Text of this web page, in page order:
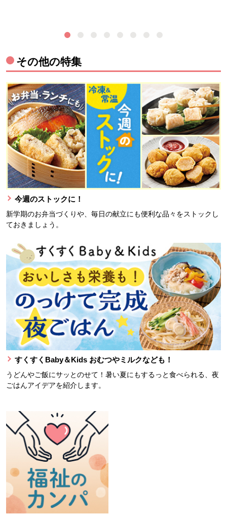
その他の特集
今週のストックに！
新学期のお弁当づくりや、毎日の献立にも便利な品々をストックし
ておきましょう。
すくすくBaby＆Kids おむつやミルクなども！
うどんやご飯にサッとのせて！暑い夏にもするっと食べられる、夜
ごはんアイデアを紹介します。